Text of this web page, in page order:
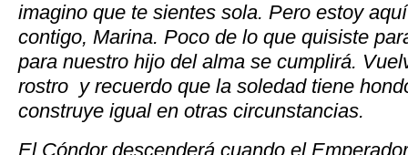
imagino que te sientes sola. Pero estoy aquí
contigo, Marina. Poco de lo que quisiste
para nuestro hijo del alma se cumplirá.
rostro y recuerdo que la soledad tiene
construye igual en otras circunstancias.
El Cóndor descenderá cuando el